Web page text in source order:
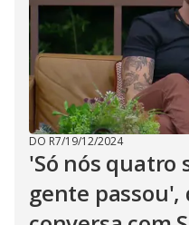
DO R7/19/12/2024
'Só nós quatro
gente passou',